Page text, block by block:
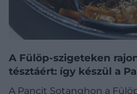
A Fülöp-szigeteken
tésztáért: így készül a
A Pancit Sotanghon a